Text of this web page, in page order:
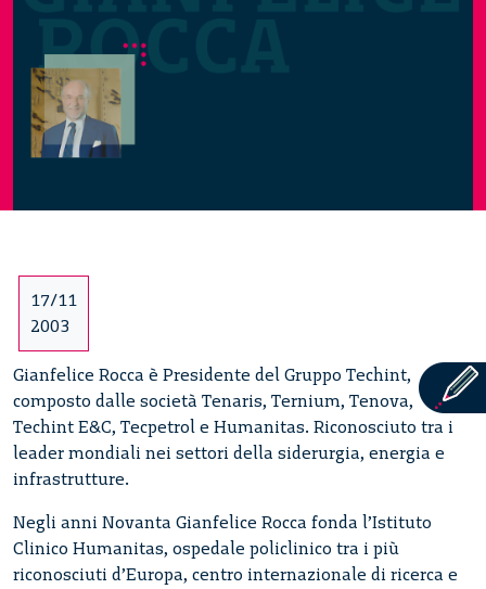
17/11
2003
Gianfelice Rocca è Presidente del Gruppo Techint,
composto dalle società Tenaris, Ternium, Tenova,
Techint E&C, Tecpetrol e Humanitas. Riconosciuto tra i
leader mondiali nei settori della siderurgia, energia e
infrastrutture.
Negli anni Novanta Gianfelice Rocca fonda l’Istituto
Clinico Humanitas, ospedale policlinico tra i più
riconosciuti d’Europa, centro internazionale di ricerca e